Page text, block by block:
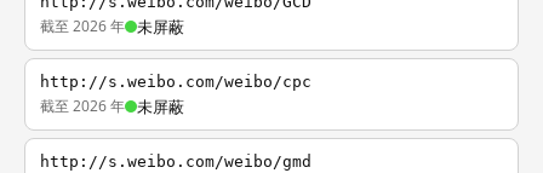
截至 2026 年 未屏蔽
http://s.weibo.com/weibo/cpc
截至 2026 年 未屏蔽
http://s.weibo.com/weibo/gmd